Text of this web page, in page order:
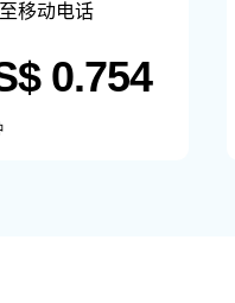
移动电话
0.754